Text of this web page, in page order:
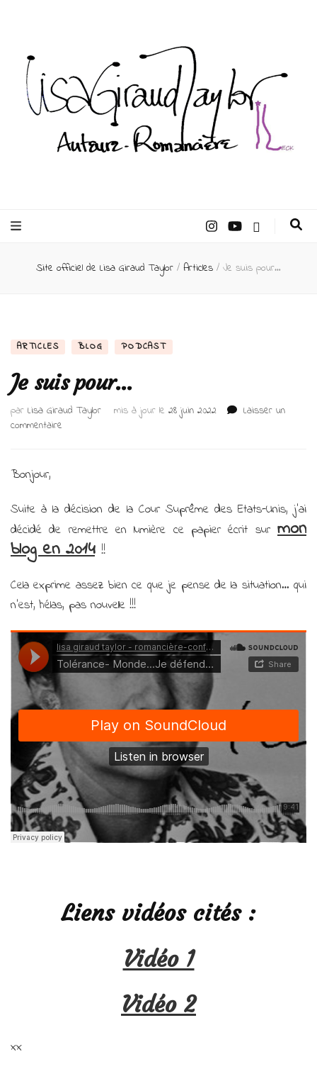
Taylor –
Site officiel de Lisa Giraud Taylor / Articles / Je suis pour…
ARTICLES BLOG PODCAST
Je suis pour…
par Lisa Giraud Taylor mis à jour le 28 juin 2022
Laisser un
commentaire
Bonjour,
Suite à la décision de la Cour Suprême des Etats-Unis, j’ai
décidé de remettre en lumière ce papier écrit sur mon
blog en 2014 !!
Cela exprime assez bien ce que je pense de la situation… qui
n’est, hélas, pas nouvelle !!!
Liens vidéos cités :
Vidéo 1
Vidéo 2
xx